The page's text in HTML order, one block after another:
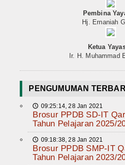
Pembina
Hj. Ernaniah
Ketua
Ir. H. Muhammad
PENGUMUMAN
🕔 09:25:14, 28 Jan 2021
Brosur PPDB SD-IT
Tahun Pelajaran 2025/
🕔 09:18:38, 28 Jan 2021
Brosur PPDB SMP-IT
Tahun Pelajaran 2023/